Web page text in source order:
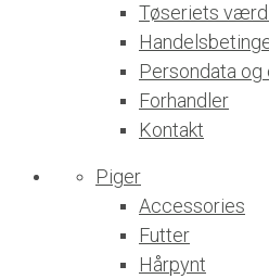
Tøseriets
Persondata
Forhandler
Kontakt
Piger
Accessories
Futter
Hårpynt